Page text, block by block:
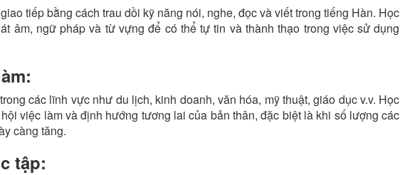
tiếp bằng cách trau dồi kỹ năng nói, nghe, đọc và viết trong tiếng Hàn. Học
âm, ngữ pháp và từ vựng để có thể tự tin và thành thạo trong việc sử dụng
các lĩnh vực như du lịch, kinh doanh, văn hóa, mỹ thuật, giáo dục v.v. Học
việc làm và định hướng tương lai của bản thân, đặc biệt là khi số lượng các
càng tăng.
tập: